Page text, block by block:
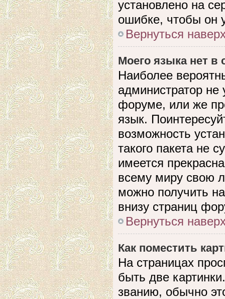
установлено на
ошибке, чтобы он
Вернуться
Моего языка нет в
Наиболее
администратор не
форуме, или же
язык.
возможность
такого пакета не
имеется
всему миру свою
можно получить
внизу страниц
Вернуться
Как поместить
На страницах
быть две
званию, обычно